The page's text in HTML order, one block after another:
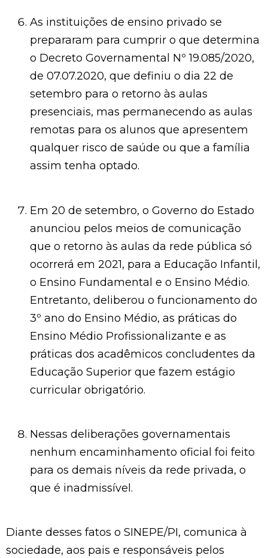
As instituições de ensino privado se
prepararam para cumprir o que determina
o Decreto Governamental Nº 19.085/2020,
de 07.07.2020, que definiu o dia 22 de
setembro para o retorno às aulas
presenciais, mas permanecendo as aulas
remotas para os alunos que apresentem
qualquer risco de saúde ou que a família
assim tenha optado.
Em 20 de setembro, o Governo do Estado
anunciou pelos meios de comunicação
que o retorno às aulas da rede pública só
ocorrerá em 2021, para a Educação Infantil,
o Ensino Fundamental e o Ensino Médio.
Entretanto, deliberou o funcionamento do
3º ano do Ensino Médio, as práticas do
Ensino Médio Profissionalizante e as
práticas dos acadêmicos concludentes da
Educação Superior que fazem estágio
curricular obrigatório.
Nessas deliberações governamentais
nenhum encaminhamento oficial foi feito
para os demais níveis da rede privada, o
que é inadmissível.
Diante desses fatos o SINEPE/PI, comunica à
sociedade, aos pais e responsáveis pelos